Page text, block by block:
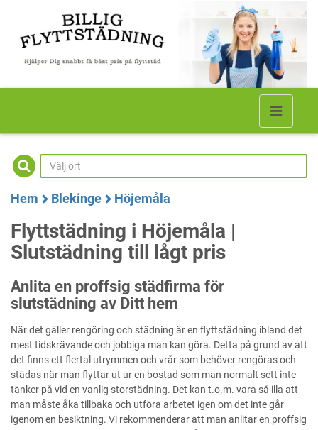
Hem Blekinge Höjemåla
Flyttstädning i Höjemåla |
Slutstädning till lågt pris
Anlita en proffsig städfirma för
slutstädning av Ditt hem
När det gäller rengöring och städning är en flyttstädning ibland det
mest tidskrävande och jobbiga man kan göra. Detta på grund av att
det finns ett flertal utrymmen och vrår som behöver rengöras och
städas när man flyttar ut ur en bostad som man normalt sett inte
tänker på vid en vanlig storstädning. Det kan t.o.m. vara så illa att
man måste åka tillbaka och utföra arbetet igen om det inte går
igenom en besiktning. Vi rekommenderar att man anlitar en proffsig